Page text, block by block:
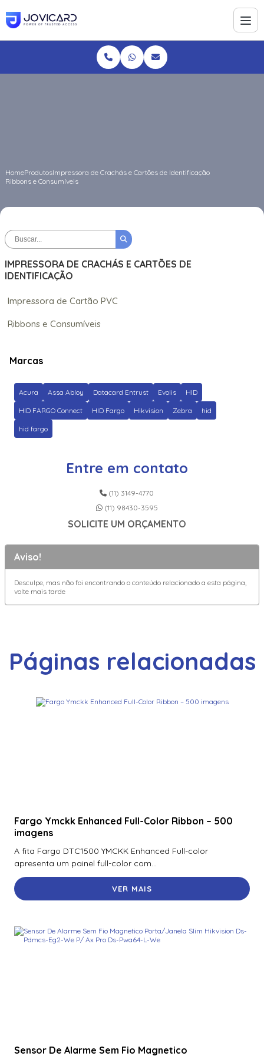
HomeProdutosImpressora de Crachás e Cartões de Identificação
Ribbons e Consumíveis
IMPRESSORA DE CRACHÁS E CARTÕES DE
IDENTIFICAÇÃO
Impressora de Cartão PVC
Ribbons e Consumíveis
Marcas
Acura Assa Abloy Datacard Entrust Evolis HID
HID FARGO Connect HID Fargo Hikvision Zebra hid
hid fargo
Entre em contato
(11) 3149-4770
(11) 98430-3595
SOLICITE UM ORÇAMENTO
Aviso!
Desculpe, mas não foi encontrando o conteúdo relacionado a esta página,
volte mais tarde
Páginas relacionadas
Fargo Ymckk Enhanced Full-Color Ribbon – 500
imagens
A fita Fargo DTC1500 YMCKK Enhanced Full-color
apresenta um painel full-color com...
VER MAIS
Sensor De Alarme Sem Fio Magnetico